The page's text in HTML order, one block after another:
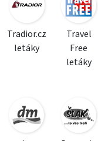
Tradior.cz
letáky
Travel
Free
letáky